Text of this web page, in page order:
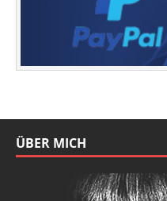
ÜBER MICH